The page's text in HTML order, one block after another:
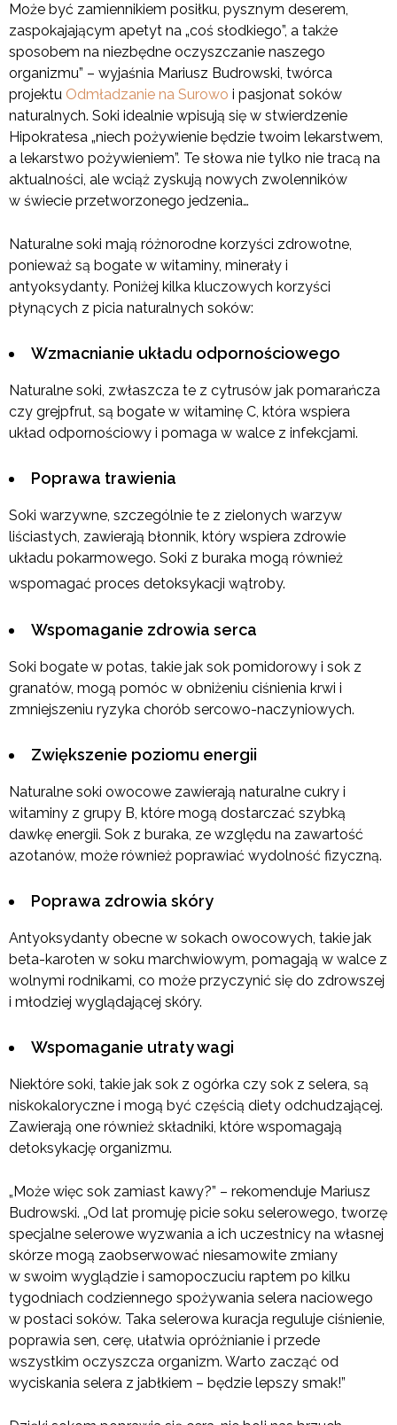
Może być zamiennikiem posiłku, pysznym deserem,
zaspokajającym apetyt na „coś słodkiego”, a także
sposobem na niezbędne oczyszczanie naszego
organizmu” – wyjaśnia Mariusz Budrowski, twórca
projektu Odmładzanie na Surowo i pasjonat soków
naturalnych. Soki idealnie wpisują się w stwierdzenie
Hipokratesa „niech pożywienie będzie twoim lekarstwem,
a lekarstwo pożywieniem”. Te słowa nie tylko nie tracą na
aktualności, ale wciąż zyskują nowych zwolenników
w świecie przetworzonego jedzenia…
Naturalne soki mają różnorodne korzyści zdrowotne,
ponieważ są bogate w witaminy, minerały i
antyoksydanty. Poniżej kilka kluczowych korzyści
płynących z picia naturalnych soków:
Wzmacnianie układu odpornościowego
Naturalne soki, zwłaszcza te z cytrusów jak pomarańcza
czy grejpfrut, są bogate w witaminę C, która wspiera
układ odpornościowy i pomaga w walce z infekcjami.
Poprawa trawienia
Soki warzywne, szczególnie te z zielonych warzyw
liściastych, zawierają błonnik, który wspiera zdrowie
układu pokarmowego. Soki z buraka mogą również
wspomagać proces detoksykacji wątroby.
Wspomaganie zdrowia serca
Soki bogate w potas, takie jak sok pomidorowy i sok z
granatów, mogą pomóc w obniżeniu ciśnienia krwi i
zmniejszeniu ryzyka chorób sercowo-naczyniowych.
Zwiększenie poziomu energii
Naturalne soki owocowe zawierają naturalne cukry i
witaminy z grupy B, które mogą dostarczać szybką
dawkę energii. Sok z buraka, ze względu na zawartość
azotanów, może również poprawiać wydolność fizyczną.
Poprawa zdrowia skóry
Antyoksydanty obecne w sokach owocowych, takie jak
beta-karoten w soku marchwiowym, pomagają w walce z
wolnymi rodnikami, co może przyczynić się do zdrowszej
i młodziej wyglądającej skóry.
Wspomaganie utraty wagi
Niektóre soki, takie jak sok z ogórka czy sok z selera, są
niskokaloryczne i mogą być częścią diety odchudzającej.
Zawierają one również składniki, które wspomagają
detoksykację organizmu.
„Może więc sok zamiast kawy?” – rekomenduje Mariusz
Budrowski. „Od lat promuję picie soku selerowego, tworzę
specjalne selerowe wyzwania a ich uczestnicy na własnej
skórze mogą zaobserwować niesamowite zmiany
w swoim wyglądzie i samopoczuciu raptem po kilku
tygodniach codziennego spożywania selera naciowego
w postaci soków. Taka selerowa kuracja reguluje ciśnienie,
poprawia sen, cerę, ułatwia opróżnianie i przede
wszystkim oczyszcza organizm. Warto zacząć od
wyciskania selera z jabłkiem – będzie lepszy smak!”